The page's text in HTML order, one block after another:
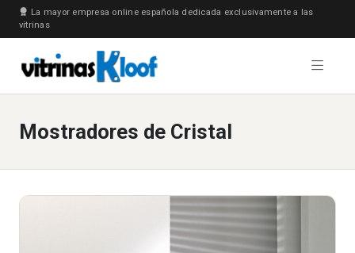
La mayor empresa online española dedicada exclusivamente a las
vitrinas
Mostradores de Cristal